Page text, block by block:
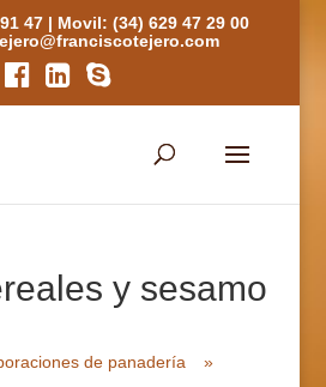
47 | Movil: (34) 629 47 29 00
y sesamo
de panadería
»